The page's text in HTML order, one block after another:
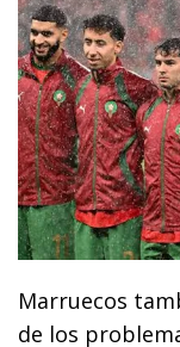
Marruecos
de los